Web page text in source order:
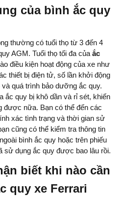
của bình ắc quy
thường có tuổi thọ từ 3 đến 4
AGM. Tuổi thọ tối đa của ắc
điều kiện hoạt động của xe như
thiết bị điện tử, số lần khởi động
quá trình bảo dưỡng ắc quy.
ắc quy bị khô dần và rỉ sét, khiến
được nữa. Bạn có thể đến các
xác tình trạng và thời gian sử
cũng có thể kiểm tra thông tin
bình ắc quy hoặc trên phiếu
sử dụng ắc quy được bao lâu rồi.
biết khi nào cần
quy xe Ferrari